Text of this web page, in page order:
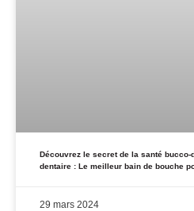
Découvrez le secret de la santé
dentaire : Le meilleur bain de bouche
29 mars 2024